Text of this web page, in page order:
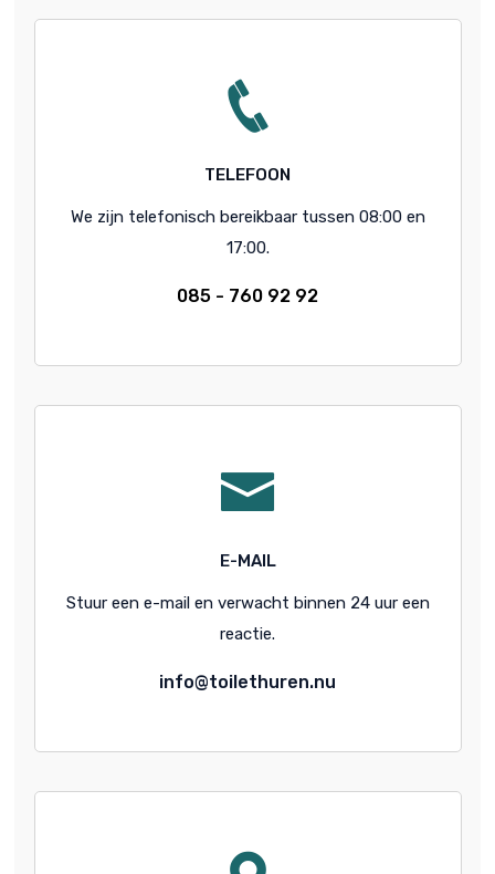
TELEFOON
We zijn telefonisch bereikbaar tussen 08:00 en
17:00.
085 - 760 92 92
E-MAIL
Stuur een e-mail en verwacht binnen 24 uur een
reactie.
info@toilethuren.nu